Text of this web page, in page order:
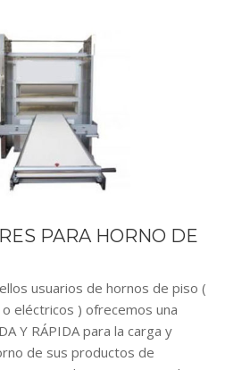
PARA HORNO DE
usuarios de hornos de piso (
eléctricos ) ofrecemos una
Y RÁPIDA para la carga y
de sus productos de